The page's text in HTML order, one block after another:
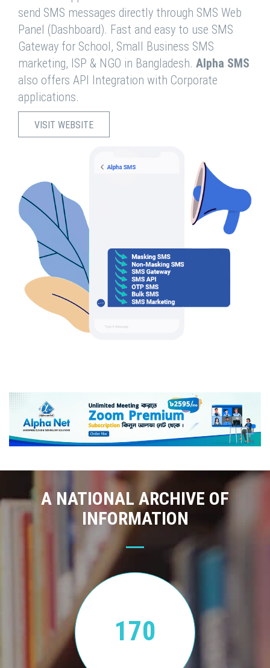
send SMS messages directly through SMS Web
Panel (Dashboard). Fast and easy to use SMS
Gateway for School, Small Business SMS
marketing, ISP & NGO in Bangladesh. Alpha SMS
also offers API Integration with Corporate
applications.
VISIT WEBSITE
A NATIONAL ARCHIVE OF
INFORMATION
170